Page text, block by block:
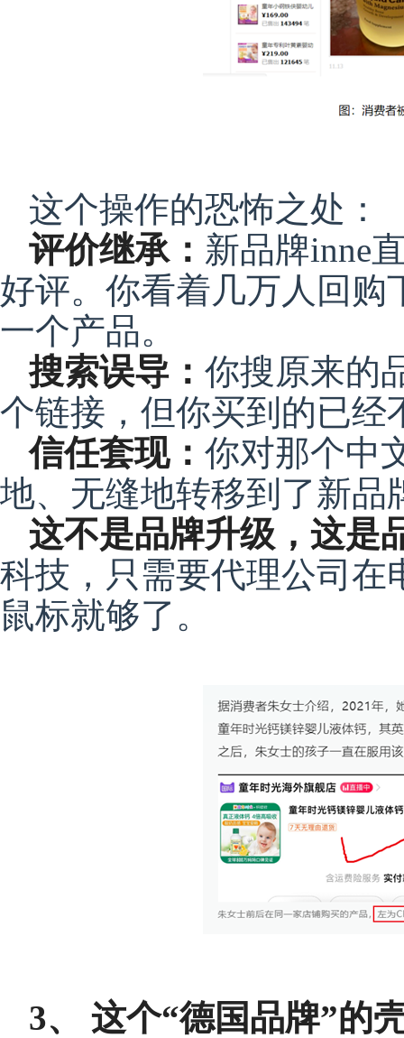
这个操作的恐怖之处：
评价继承： 新品牌inne
好评。你看着几万人回购
一个产品。
搜索误导： 你搜原来的
个链接，但你买到的已经
信任套现： 你对那个中
地、无缝地转移到了新品
这不是品牌升级，这是
科技，只需要代理公司在
鼠标就够了。
3、 这个“德国品牌”的